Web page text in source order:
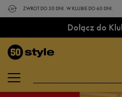
ZWROT DO 30 DNI. W KLUBIE DO 60 DNI.
Dołącz do